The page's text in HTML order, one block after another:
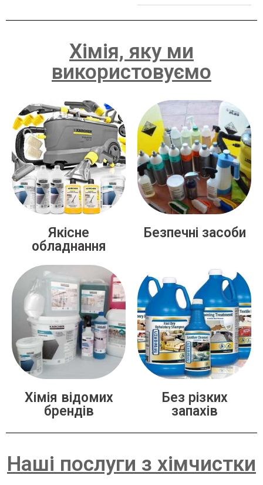
Хімія, яку ми
використовуємо
Якісне
обладнання
Безпечні засоби
Хімія відомих
брендів
Без різких
запахів
Наші послуги з хімчистки